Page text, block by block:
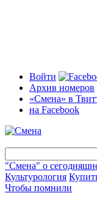
Войти
Архив номеров
«Смена» в
на Facebook
"Смена" о
Культурология
Чтобы помнили